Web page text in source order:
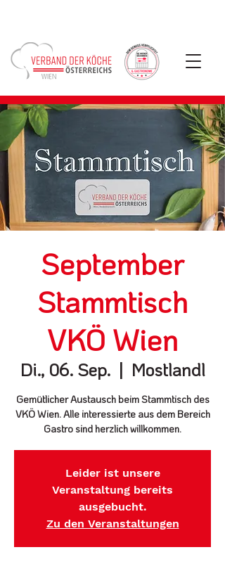
September
Stammtisch
VKÖ Wien
Di., 06. Sep.
  |
Mostlandl
Gemütlicher Austausch beim Stammtisch des
VKÖ Wien. Alle interessierte aus dem Bereich
Gastro sind herzlich willkommen.
Leider ist unsere
Veranstaltung bereits
ausgebucht.
Zu den Veranstaltungen